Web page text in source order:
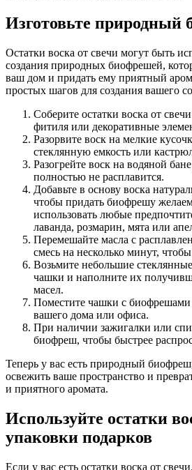
Изготовьте природный
Остатки воска от свечи могут быть
создания природных биофрешей,
ваш дом и придать ему приятный
простых шагов для создания вашего
Соберите остатки воска от
фитиля или декоративные
Разорвите воск на мелкие
стеклянную емкость или
Разогрейте воск на водяной
полностью не расплавится.
Добавьте в основу воска
чтобы придать биофрешу
использовать любые
лаванда, розмарин, мята или
Перемешайте масла с
смесь на несколько минут,
Возьмите небольшие
чашки и наполните их
масел.
Поместите чашки с биофрешами
вашего дома или офиса.
При наличии зажигалки или
биофреш, чтобы быстрее
Теперь у вас есть природный
освежить ваше пространство и
и приятного аромата.
Используйте остатки
упаковки подарков
Если у вас есть остатки воска от